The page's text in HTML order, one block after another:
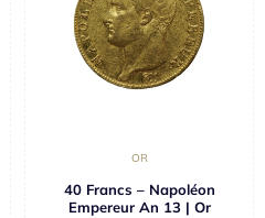
OR
40 Francs – Napoléon
Empereur An 13 | Or